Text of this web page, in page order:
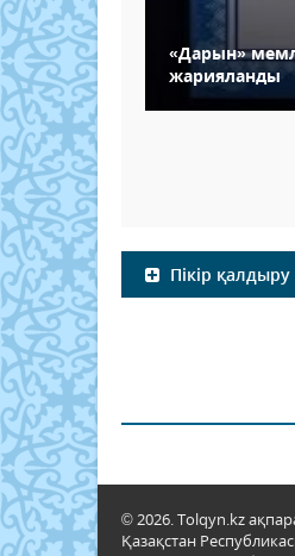
«Дарын»
жарияланды
Пікір қалдыру
© 2026. Tolqyn.kz
Қазақстан